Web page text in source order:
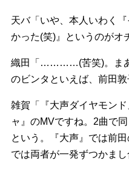
天バ「いや、本人いわく
かった(笑)』というのがオ
織田「…………(苦笑)。まあ
のビンタといえば、前田
雑賀「『大声ダイヤモン
ャ』のMVですね。2曲で
という。『大声』では前
では両者が一発ずつかまし